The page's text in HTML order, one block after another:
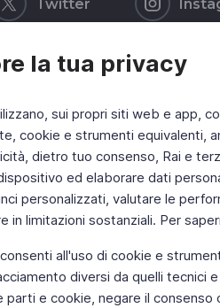
la tua privacy
sui propri siti web e app,
cookie e strumenti equivalenti,
dietro tuo consenso, Rai e
ed elaborare dati
personalizzati, valutare le
in limitazioni sostanziali. Per
all'uso di cookie e
diversi da quelli tecnici
parti e cookie, negare il
Twitter